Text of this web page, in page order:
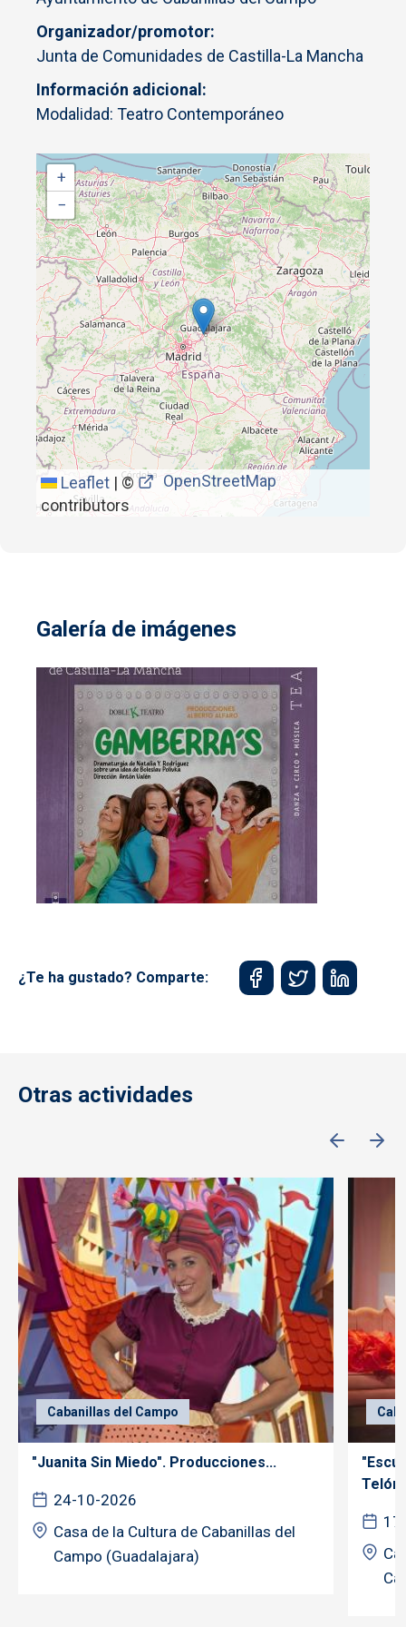
Organizador/promotor
Junta de Comunidades de Castilla-La Mancha
Información adicional
Modalidad: Teatro Contemporáneo
+
−
Leaflet | ©
OpenStreetMap
contributors
Galería de imágenes
¿Te ha gustado? Comparte:
Otras actividades
Cabanillas del Campo
"Juanita Sin Miedo". Producciones...
24-10-2026
Casa de la Cultura de Cabanillas del
Campo (Guadalajara)